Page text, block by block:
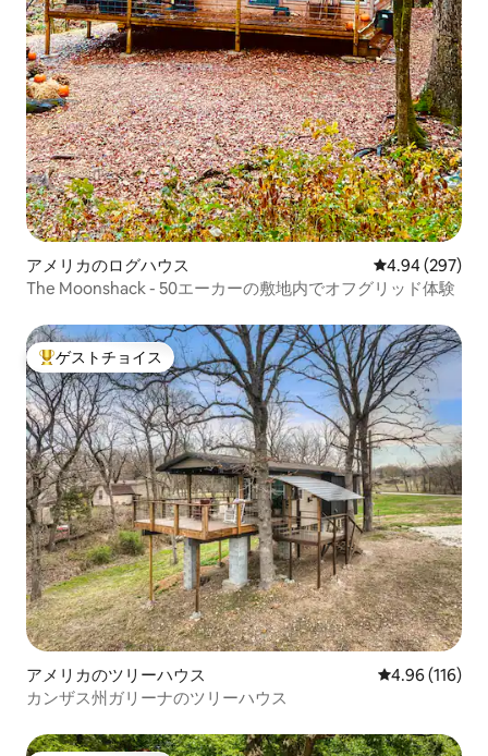
アメリカのログハウス レビュー297
4.94 (297)
The Moonshack - 50エーカーの敷地内でオフグリッド体験
大好評のゲストチョイスです。
ゲストチョイス
アメリカのツリーハウス レビュー116
4.96 (116)
カンザス州ガリーナのツリーハウス